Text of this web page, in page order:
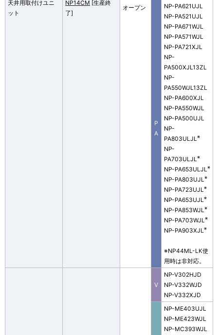
天井用取付けユニ
ット
NP14CM [生産終
了]
オープン
P
A
NP-PA621UJL
NP-PA521UJL
NP-PA671WJL
NP-PA571WJL
NP-PA721XJL
NP-
PA500XJL13ZL
NP-
PA550WJL13ZL
NP-PA600XJL
NP-PA550WJL
NP-PA500UJL
NP-
PA803ULJL※
NP-
PA703ULJL※
NP-PA653ULJL※
NP-PA803UJL※
NP-PA723UJL※
NP-PA653UJL※
NP-PA853WJL※
NP-PA703WJL※
NP-PA903XJL※
※NP44ML-LK使
用時は非対応。
V
NP-V302HJD
NP-V332WJD
NP-V332XJD
NP-ME403UJL
NP-ME423WJL
NP-MC393WJL